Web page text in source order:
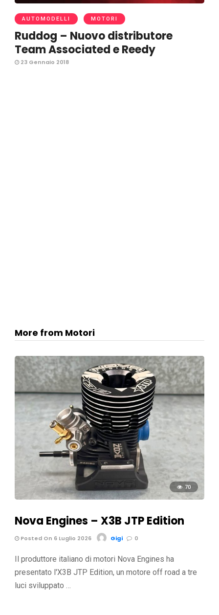
AUTOMODELLI MOTORI
Ruddog – Nuovo distributore
Team Associated e Reedy
23 Gennaio 2018
More from Motori
70
Nova Engines – X3B JTP Edition
Posted On 6 Luglio 2026 Gigi 0
Il produttore italiano di motori Nova Engines ha
presentato l'X3B JTP Edition, un motore off road a tre
luci sviluppato …